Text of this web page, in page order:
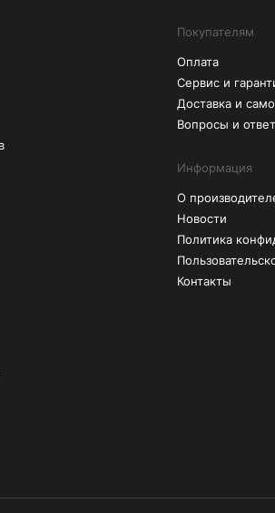
Покупателям
Оплата
Сервис и
Доставка и
Вопросы и
Информация
О
Новости
Политика
Контакты